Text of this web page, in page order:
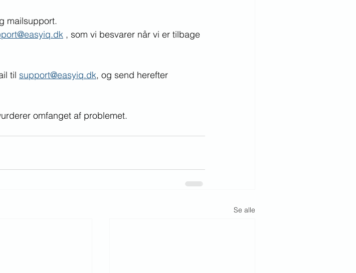
mailsupport.
, som vi besvarer når vi er tilbage
til support@easyiq.dk, og send herefter
omfanget af problemet.
Se alle